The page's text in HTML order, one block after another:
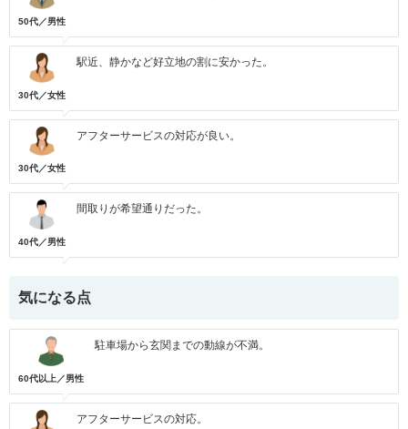
50代／男性
30代／女性
駅近、静かなど好立地の割に安かった。
30代／女性
アフターサービスの対応が良い。
40代／男性
間取りが希望通りだった。
気になる点
60代以上／男性
駐車場から玄関までの動線が不満。
アフターサービスの対応。